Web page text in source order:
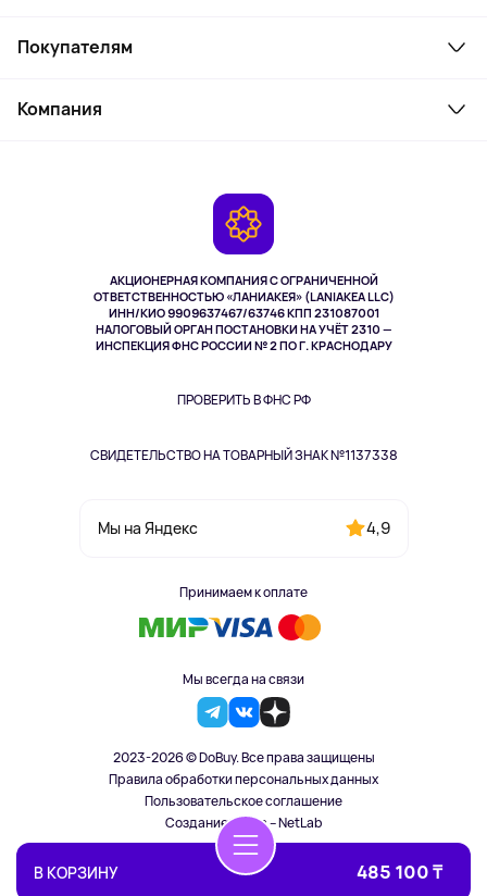
В КОРЗИНУ 485 100 ₸
АКЦИОНЕРНАЯ КОМПАНИЯ С ОГРАНИЧЕННОЙ
ОТВЕТСТВЕННОСТЬЮ «ЛАНИАКЕЯ» (LANIAKEA LLC)
ИНН/КИО 9909637467/63746 КПП 231087001
НАЛОГОВЫЙ ОРГАН ПОСТАНОВКИ НА УЧЁТ 2310 —
ИНСПЕКЦИЯ ФНС РОССИИ № 2 ПО Г. КРАСНОДАРУ
ПРОВЕРИТЬ В ФНС РФ
СВИДЕТЕЛЬСТВО НА ТОВАРНЫЙ ЗНАК №1137338
Мы на Яндекс 4,9
Принимаем к оплате
Мы всегда на связи
Ноутбуки, мониторы, VR
Парфюмерия и косметика
Одежда и аксессуары
Покупателям
Как заказать
Компания
2023-2026 © DoBuy. Все права защищены
Правила обработки персональных данных
Пользовательское соглашение
Создание сайта – NetLab